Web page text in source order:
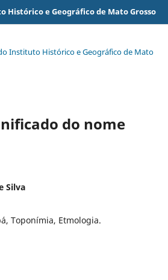
Histórico e Geográfico de Mato Grosso
Instituto Histórico e Geográfico de Mato
do nome
Silva
Toponímia, Etmologia.